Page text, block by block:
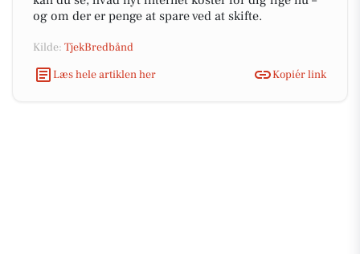
og om der er penge at spare ved at skifte.
Kilde: TjekBredbånd
Læs hele artiklen her
Kopiér link